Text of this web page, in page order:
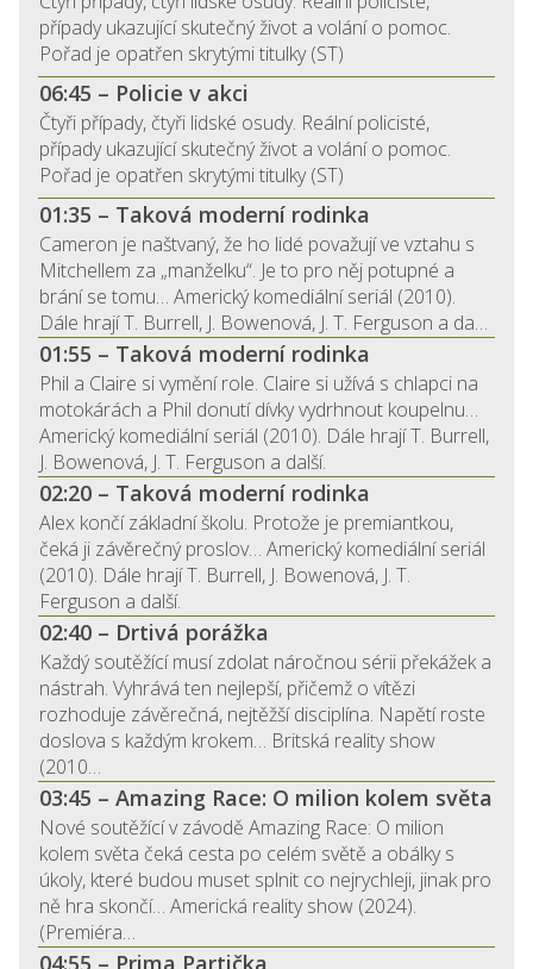
případy ukazující skutečný život a volání o pomoc.
Pořad je opatřen skrytými titulky (ST)
06:45 – Policie v akci
Čtyři případy, čtyři lidské osudy. Reální policisté,
případy ukazující skutečný život a volání o pomoc.
Pořad je opatřen skrytými titulky (ST)
01:35 – Taková moderní rodinka
Cameron je naštvaný, že ho lidé považují ve vztahu s
Mitchellem za „manželku“. Je to pro něj potupné a
brání se tomu… Americký komediální seriál (2010).
Dále hrají T. Burrell, J. Bowenová, J. T. Ferguson a da…
01:55 – Taková moderní rodinka
Phil a Claire si vymění role. Claire si užívá s chlapci na
motokárách a Phil donutí dívky vydrhnout koupelnu…
Americký komediální seriál (2010). Dále hrají T. Burrell,
J. Bowenová, J. T. Ferguson a další.
02:20 – Taková moderní rodinka
Alex končí základní školu. Protože je premiantkou,
čeká ji závěrečný proslov… Americký komediální seriál
(2010). Dále hrají T. Burrell, J. Bowenová, J. T.
Ferguson a další.
02:40 – Drtivá porážka
Každý soutěžící musí zdolat náročnou sérii překážek a
nástrah. Vyhrává ten nejlepší, přičemž o vítězi
rozhoduje závěrečná, nejtěžší disciplína. Napětí roste
doslova s každým krokem… Britská reality show
(2010…
03:45 – Amazing Race: O milion kolem světa
Nové soutěžící v závodě Amazing Race: O milion
kolem světa čeká cesta po celém světě a obálky s
úkoly, které budou muset splnit co nejrychleji, jinak pro
ně hra skončí… Americká reality show (2024).
(Premiéra…
04:55 – Prima Partička